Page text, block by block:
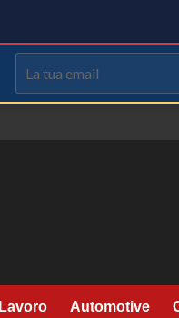
Lavoro Automotive